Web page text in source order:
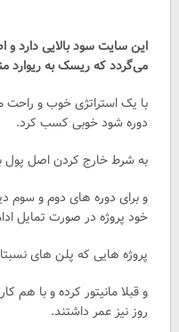
این سایت سود بالایی دارد و
می‌گردد که ریسک به
با یک استراتژی خوب و راحت
دوره شود خوبی کسب کرد.
به شرط خارج کردن اصل پول
و برای دوره های دوم و سوم
خود پروژه در صورت تمایل
پروژه هایی که پلن های
روز نیز عمر داشتند.